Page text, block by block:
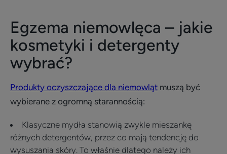
Egzema niemowlęca – jakie
kosmetyki i detergenty
wybrać?
Produkty oczyszczające dla niemowląt muszą być
wybierane z ogromną starannością:
Klasyczne mydła stanowią zwykle mieszankę
różnych detergentów, przez co mają tendencję do
wysuszania skóry. To właśnie dlatego należy ich